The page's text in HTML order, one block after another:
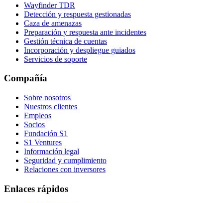
Wayfinder TDR
Detección y respuesta gestionadas
Caza de amenazas
Preparación y respuesta ante incidentes
Gestión técnica de cuentas
Incorporación y despliegue guiados
Servicios de soporte
Compañía
Sobre nosotros
Nuestros clientes
Empleos
Socios
Fundación S1
S1 Ventures
Información legal
Seguridad y cumplimiento
Relaciones con inversores
Enlaces rápidos